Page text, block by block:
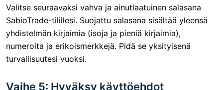
Valitse seuraavaksi vahva ja ainutlaatuinen salasana
SabioTrade-tilillesi. Suojattu salasana sisältää yleensä
yhdistelmän kirjaimia (isoja ja pieniä kirjaimia),
numeroita ja erikoismerkkejä. Pidä se yksityisenä
turvallisuutesi vuoksi.
Vaihe 5: Hyväksy käyttöehdot